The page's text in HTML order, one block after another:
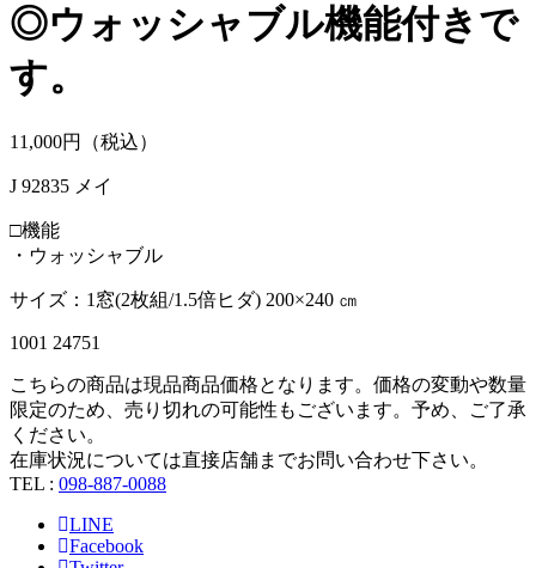
◎ウォッシャブル機能付きで
す。
11,000円（税込）
J 92835 メイ
□機能
・ウォッシャブル
サイズ：1窓(2枚組/1.5倍ヒダ) 200×240 ㎝
1001 24751
こちらの商品は現品商品価格となります。価格の変動や数量
限定のため、売り切れの可能性もございます。予め、ご了承
ください。
在庫状況については直接店舗までお問い合わせ下さい。
TEL : 098-887-0088
LINE
Facebook